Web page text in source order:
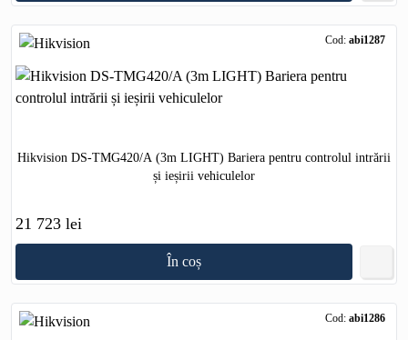
Cod: abi1287
Hikvision DS-TMG420/A (3m LIGHT) Bariera pentru controlul intrării
și ieșirii vehiculelor
21 723 lei
În coș
Cod: abi1286